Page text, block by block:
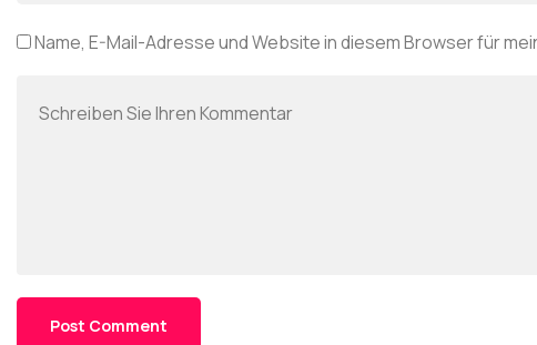
Name, E-Mail-Adresse und Website in diesem Browser für